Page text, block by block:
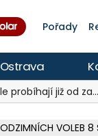
Pořady
Ostrava
probíhají již od za…
VOLEB